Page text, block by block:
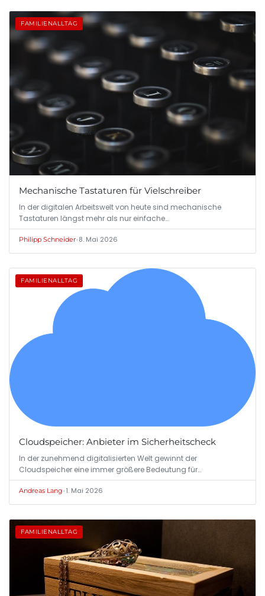
FAMILIENALLTAG
Mechanische Tastaturen für Vielschreiber
In der digitalen Arbeitswelt von heute sind mechanische
Tastaturen längst mehr als nur einfache…
Philipp Schneider•8. Mai 2026
FAMILIENALLTAG
Cloudspeicher: Anbieter im Sicherheitscheck
In der zunehmend digitalisierten Welt gewinnt der
Cloudspeicher eine immer größere Bedeutung für…
Andreas Lang•1. Mai 2026
FAMILIENALLTAG